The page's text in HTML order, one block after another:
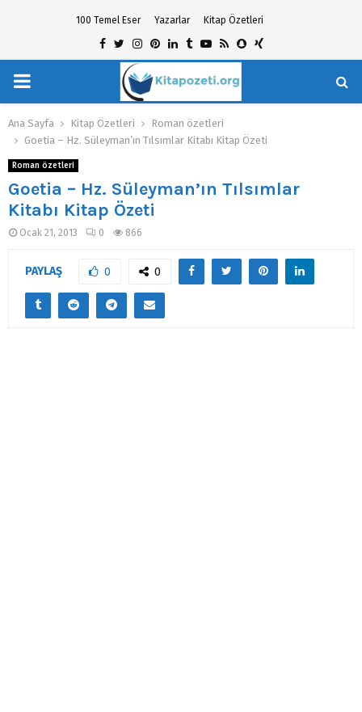
100 Temel Eser Yazarlar Kitap Özetleri
Facebook
TwitterInstagram
Pinterest
Linkedin
TumblrYoutube
RssSnapchat
Xing
PRIMARY
MENU
Ana Sayfa Kitap Özetleri
Roman özetleri
Goetia – Hz. Süleyman’ın Tılsımlar Kitabı Kitap Özeti
Roman özetleri
Goetia – Hz. Süleyman’ın Tılsımlar
Kitabı Kitap Özeti
Ocak 21, 2013 0 866
PAYLAŞ 0 0